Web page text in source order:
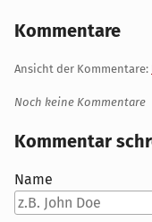
Kommentare
Ansicht der Kommentare:
Noch keine Kommentare
Kommentar
Name